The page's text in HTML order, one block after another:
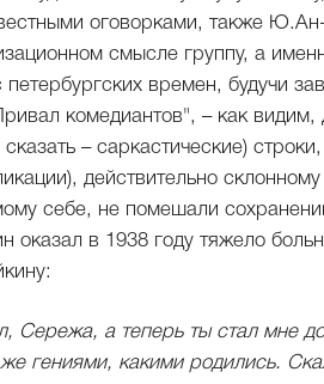
оговорками, также
смысле группу, а
времен, будучи
комедиантов", – как
– саркастические)
действительно
себе, не помешали
оказал в 1938 году тяжело
Сережа, а теперь ты стал мне
же гениями, какими родились.